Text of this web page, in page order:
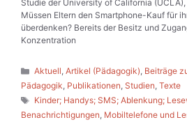
Studie der University of California
Müssen Eltern den Smartphone-Kauf für
überdenken? Bereits der Besitz und
Konzentration
Kategorien
Aktuell,Artikel (Pädagogik), Beiträge
Pädagogik, Publikationen, Studien, Texte
Schlagwörter
Kinder; Handys; SMS; Ablenkung;
Benachrichtigungen, Mobiltelefone und